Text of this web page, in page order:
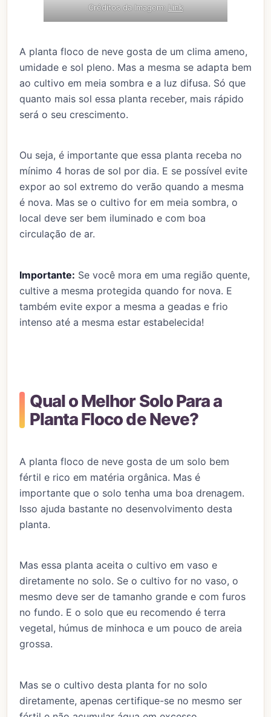
Créditos da Imagem: Link
A planta floco de neve gosta de um clima ameno,
umidade e sol pleno. Mas a mesma se adapta bem
ao cultivo em meia sombra e a luz difusa. Só que
quanto mais sol essa planta receber, mais rápido
será o seu crescimento.
Ou seja, é importante que essa planta receba no
mínimo 4 horas de sol por dia. E se possível evite
expor ao sol extremo do verão quando a mesma
é nova. Mas se o cultivo for em meia sombra, o
local deve ser bem iluminado e com boa
circulação de ar.
Importante: Se você mora em uma região quente,
cultive a mesma protegida quando for nova. E
também evite expor a mesma a geadas e frio
intenso até a mesma estar estabelecida!
Qual o Melhor Solo Para a
Planta Floco de Neve?
A planta floco de neve gosta de um solo bem
fértil e rico em matéria orgânica. Mas é
importante que o solo tenha uma boa drenagem.
Isso ajuda bastante no desenvolvimento desta
planta.
Mas essa planta aceita o cultivo em vaso e
diretamente no solo. Se o cultivo for no vaso, o
mesmo deve ser de tamanho grande e com furos
no fundo. E o solo que eu recomendo é terra
vegetal, húmus de minhoca e um pouco de areia
grossa.
Mas se o cultivo desta planta for no solo
diretamente, apenas certifique-se no mesmo ser